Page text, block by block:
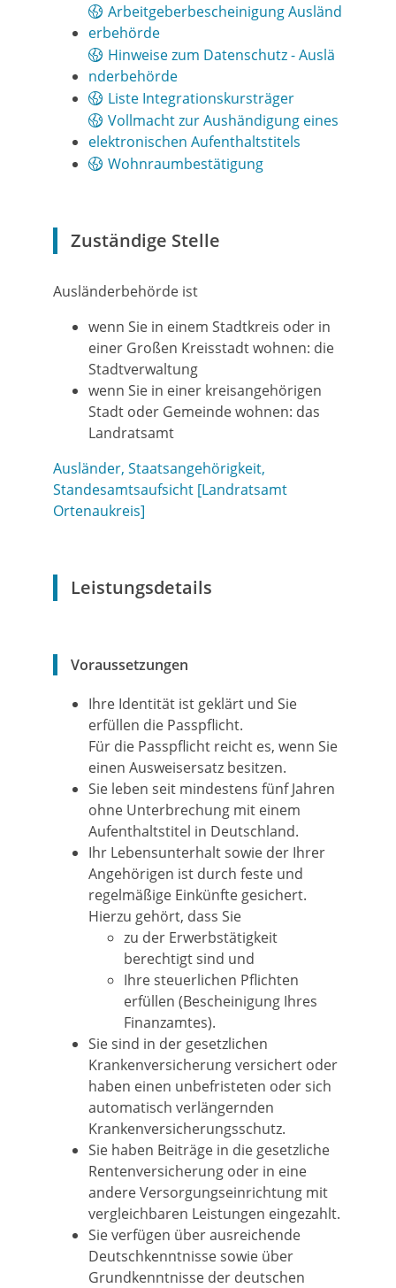
Arbeitgeberbescheinigung Ausländ
erbehörde
Hinweise zum Datenschutz - Auslä
nderbehörde
Liste Integrationskursträger
Vollmacht zur Aushändigung eines
elektronischen Aufenthaltstitels
Wohnraumbestätigung
Zuständige Stelle
Ausländerbehörde ist
wenn Sie in einem Stadtkreis oder in
einer Großen Kreisstadt wohnen: die
Stadtverwaltung
wenn Sie in einer kreisangehörigen
Stadt oder Gemeinde wohnen: das
Landratsamt
Ausländer, Staatsangehörigkeit,
Standesamtsaufsicht [Landratsamt
Ortenaukreis]
Leistungsdetails
Voraussetzungen
Ihre Identität ist geklärt und Sie
erfüllen die Passpflicht.
Für die Passpflicht reicht es, wenn Sie
einen Ausweisersatz besitzen.
Sie leben seit mindestens fünf Jahren
ohne Unterbrechung mit einem
Aufenthaltstitel in Deutschland.
Ihr Lebensunterhalt sowie der Ihrer
Angehörigen ist durch feste und
regelmäßige Einkünfte gesichert.
Hierzu gehört, dass Sie
zu der Erwerbstätigkeit
berechtigt sind und
Ihre steuerlichen Pflichten
erfüllen (Bescheinigung Ihres
Finanzamtes).
Sie sind in der gesetzlichen
Krankenversicherung versichert oder
haben einen unbefristeten oder sich
automatisch verlängernden
Krankenversicherungsschutz.
Sie haben Beiträge in die gesetzliche
Rentenversicherung oder in eine
andere Versorgungseinrichtung mit
vergleichbaren Leistungen eingezahlt.
Sie verfügen über ausreichende
Deutschkenntnisse sowie über
Grundkenntnisse der deutschen